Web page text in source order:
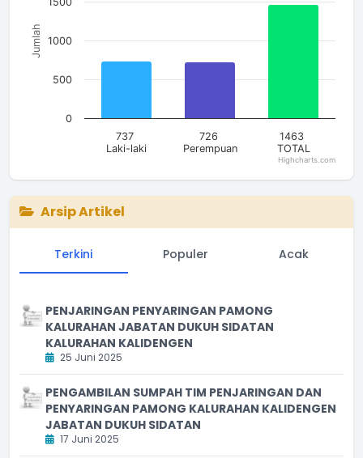
Jumlah
737
Laki-laki
726
Perempuan
1463
TOTAL
0
500
1000
Highcharts.com
Arsip Artikel
Terkini Populer Acak
PENJARINGAN PENYARINGAN PAMONG
KALURAHAN JABATAN DUKUH SIDATAN
KALURAHAN KALIDENGEN
25 Juni 2025
PENGAMBILAN SUMPAH TIM PENJARINGAN DAN
PENYARINGAN PAMONG KALURAHAN KALIDENGEN
JABATAN DUKUH SIDATAN
17 Juni 2025